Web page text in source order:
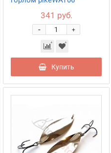
341 руб.
+
-
Купить